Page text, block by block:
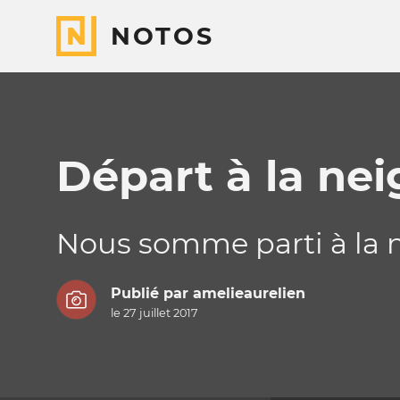
NOTOS
Départ à la
Nous somme parti à la
Publié par amelieaurelien
le 27 juillet 2017